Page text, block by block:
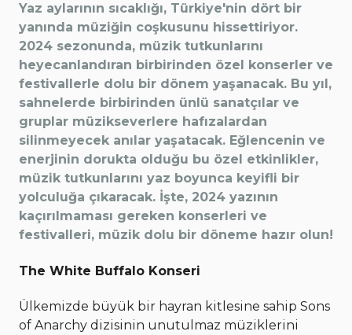
Yaz aylarının sıcaklığı, Türkiye'nin dört bir
yanında müziğin coşkusunu hissettiriyor.
2024 sezonunda, müzik tutkunlarını
heyecanlandıran birbirinden özel konserler ve
festivallerle dolu bir dönem yaşanacak. Bu yıl,
sahnelerde birbirinden ünlü sanatçılar ve
gruplar müzikseverlere hafızalardan
silinmeyecek anılar yaşatacak. Eğlencenin ve
enerjinin dorukta olduğu bu özel etkinlikler,
müzik tutkunlarını yaz boyunca keyifli bir
yolculuğa çıkaracak. İşte, 2024 yazının
kaçırılmaması gereken konserleri ve
festivalleri, müzik dolu bir döneme hazır olun!
The White Buffalo Konseri
Ülkemizde büyük bir hayran kitlesine sahip Sons
of Anarchy dizisinin unutulmaz müziklerini